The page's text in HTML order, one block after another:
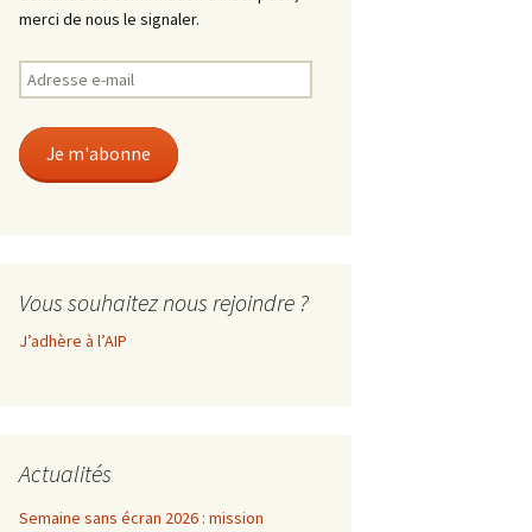
merci de nous le signaler.
Adresse
e-
Je m'abonne
Vous souhaitez nous rejoindre ?
J’adhère à l’AIP
Actualités
Semaine sans écran 2026 : mission